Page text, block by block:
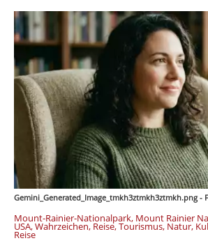
Gemini_Generated_Image_tmkh3ztmkh3ztmkh.png -
Mount-Rainier-Nationalpark, Mount Rainier
USA, Wahrzeichen, Reise, Tourismus, Natur,
Reise